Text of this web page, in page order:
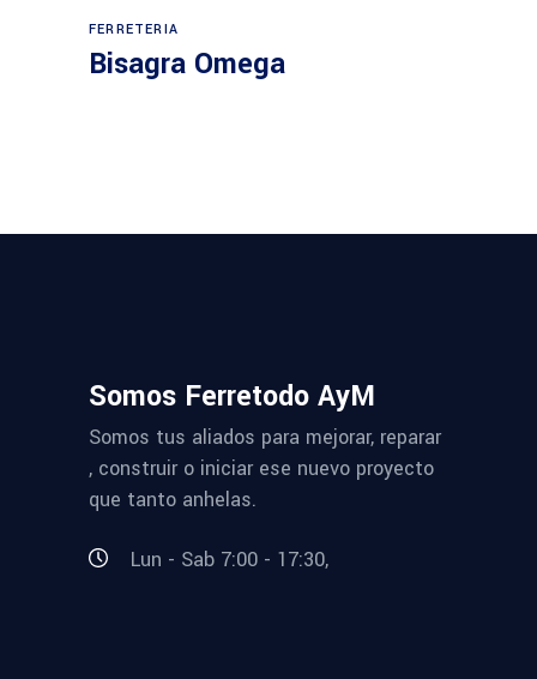
FERRETERIA
Bisagra Omega
Somos Ferretodo AyM
Somos tus aliados para mejorar, reparar
, construir o iniciar ese nuevo proyecto
que tanto anhelas.
Lun - Sab 7:00 - 17:30,